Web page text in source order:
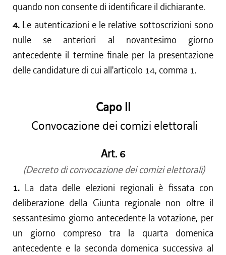
quando non consente di identificare il dichiarante.
4. Le autenticazioni e le relative sottoscrizioni sono
nulle se anteriori al novantesimo giorno
antecedente il termine finale per la presentazione
delle candidature di cui all'articolo 14, comma 1.
Capo II
Convocazione dei comizi elettorali
Art. 6
(Decreto di convocazione dei comizi elettorali)
1. La data delle elezioni regionali è fissata con
deliberazione della Giunta regionale non oltre il
sessantesimo giorno antecedente la votazione, per
un giorno compreso tra la quarta domenica
antecedente e la seconda domenica successiva al